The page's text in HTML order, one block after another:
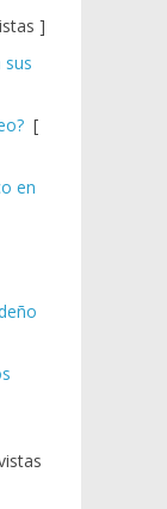
]
sus
[
en